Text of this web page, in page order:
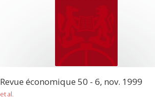
Revue économique 50 - 6, nov. 1999
et al.